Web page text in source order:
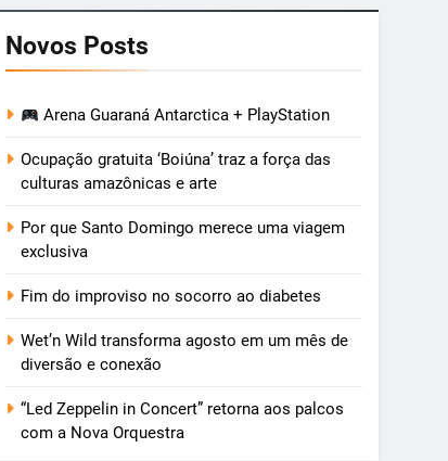
Novos Posts
Arena Guaraná Antarctica + PlayStation
Ocupação gratuita ‘Boiúna’ traz a força das
culturas amazônicas e arte
Por que Santo Domingo merece uma viagem
exclusiva
Fim do improviso no socorro ao diabetes
Wet’n Wild transforma agosto em um mês de
diversão e conexão
“Led Zeppelin in Concert” retorna aos palcos
com a Nova Orquestra